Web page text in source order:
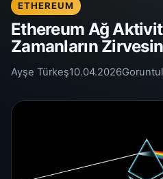
ETHEREUM
Ethereum Ağ
Zamanların
Ayşe Türkeş10.04.2026